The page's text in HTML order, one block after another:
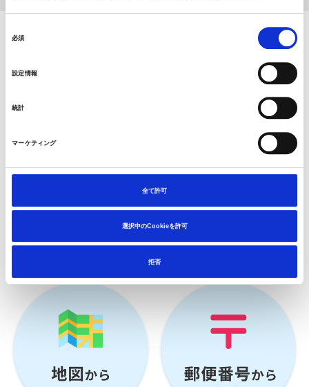
必須
設定情報
統計
マーケティング
全て許可
選択中のCookieを許可
拒否
日本全国から、お近くの整形外科施設を検索することがで
きます。